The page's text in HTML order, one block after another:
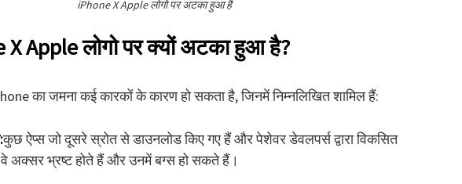
iPhone X Apple लोगो पर अटका हुआ है
X Apple लोगो पर क्यों अटका हुआ है?
का जमना कई कारकों के कारण हो सकता है, जिनमें निम्नलिखित शामिल हैं:
कुछ ऐप्स जो दूसरे स्रोत से डाउनलोड किए गए हैं और पेशेवर डेवलपर्स द्वारा विकसित
वे अक्सर भ्रष्ट होते हैं और उनमें बग्स हो सकते हैं।